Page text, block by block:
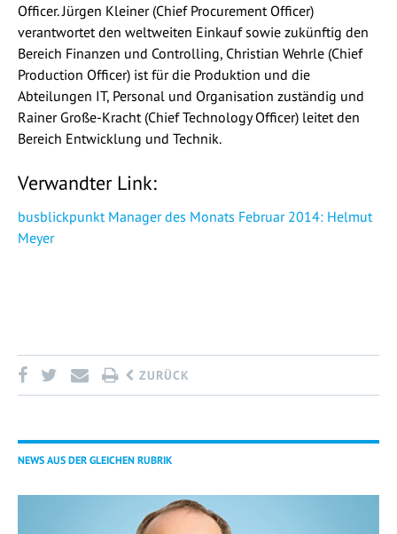
Officer. Jürgen Kleiner (Chief Procurement Officer)
verantwortet den weltweiten Einkauf sowie zukünftig den
Bereich Finanzen und Controlling, Christian Wehrle (Chief
Production Officer) ist für die Produktion und die
Abteilungen IT, Personal und Organisation zuständig und
Rainer Große-Kracht (Chief Technology Officer) leitet den
Bereich Entwicklung und Technik.
Verwandter Link:
busblickpunkt Manager des Monats Februar 2014: Helmut
Meyer
ZURÜCK
NEWS AUS DER GLEICHEN RUBRIK